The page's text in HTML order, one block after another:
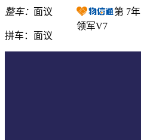
整车： 面议
拼车： 面议
第 7年
领军V7